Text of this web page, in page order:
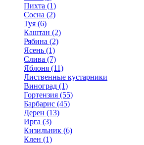
Пихта (1)
Сосна (2)
Туя (6)
Каштан (2)
Рябина (2)
Ясень (1)
Слива (7)
Яблоня (11)
Лиственные кустарники
Виноград (1)
Гортензия (55)
Барбарис (45)
Дерен (13)
Ирга (3)
Кизильник (6)
Клен (1)